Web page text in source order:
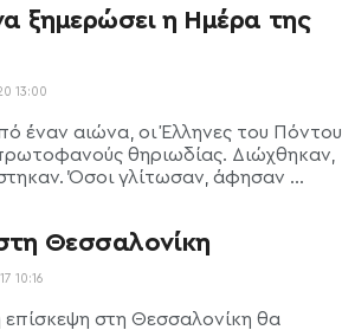
ξημερώσει η Ημέρα της
13:00
έναν αιώνα, οι Έλληνες του Πόντου
θηριωδίας. Διώχθηκαν,
Όσοι γλίτωσαν, άφησαν ...
Θεσσαλονίκη
10:16
στη Θεσσαλονίκη θα